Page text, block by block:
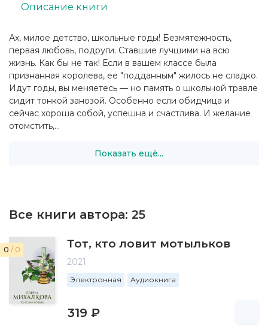
Ах, милое детство, школьные годы! Безмятежность,
первая любовь, подруги. Ставшие лучшими на всю
жизнь. Как бы не так! Если в вашем классе была
признанная королева, ее "подданным" жилось не сладко.
Идут годы, вы меняетесь — но память о школьной травле
сидит тонкой занозой. Особенно если обидчица и
сейчас хороша собой, успешна и счастлива. И желание
отомстить,...
Показать ещё...
Описание книги
Все книги автора: 25
0 / 0 Тот, кто ловит мотыльков
2021
Электронная Аудиокнига
319 ₽